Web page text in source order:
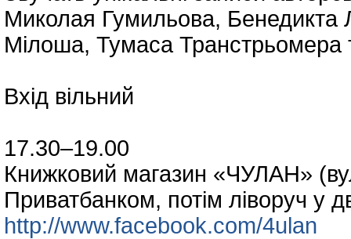
Миколая Гумильова,
Мілоша, Тумаса Транстрьомера
Вхід вільний
17.30–19.00
Книжковий магазин «ЧУЛАН»
Приватбанком, потім ліворуч у
http://www.facebook.com/4ulan